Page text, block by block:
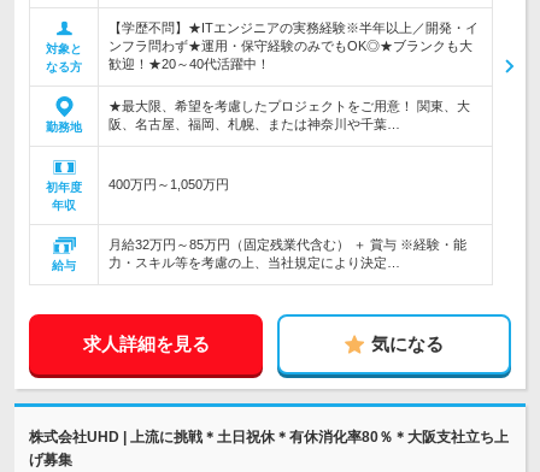
対象と
なる方
【学歴不問】★ITエンジニアの実務経験※半年以上／開発・イ
ンフラ問わず★運用・保守経験のみでもOK◎★ブランクも大
歓迎！★20～40代活躍中！
勤務地
★最大限、希望を考慮したプロジェクトをご用意！ 関東、大
阪、名古屋、福岡、札幌、または神奈川や千葉…
初年度
年収
400万円～1,050万円
給与
月給32万円～85万円（固定残業代含む） ＋ 賞与 ※経験・能
力・スキル等を考慮の上、当社規定により決定…
求人詳細を見る 気になる
株式会社UHD | 上流に挑戦＊土日祝休＊有休消化率80％＊大阪支社立ち上
げ募集